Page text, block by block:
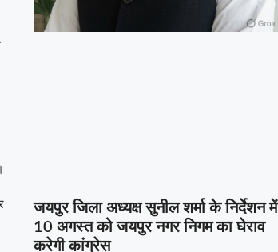
जयपुर जिला अध्यक्ष सुनील शर्मा के निर्देशन में
10 अगस्त को जयपुर नगर निगम का घेराव
करेगी कांग्रेस